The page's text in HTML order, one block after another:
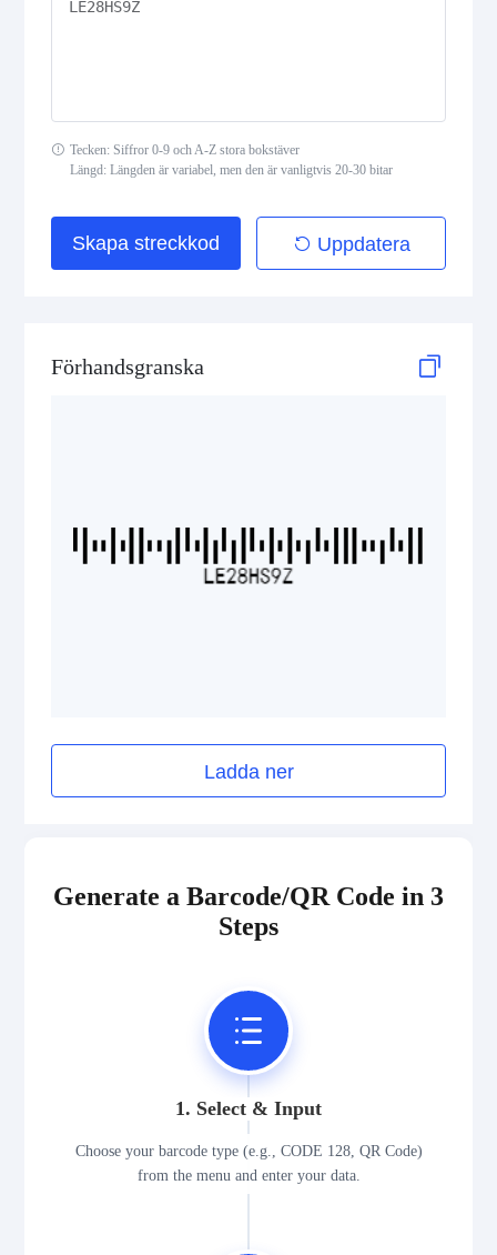
USPS PLANET
USPS POSTNET
Tecken: Siffror 0-9 och A-Z stora bokstäver
Längd: Längden är variabel, men den är vanligtvis 20-30 bitar
Skapa streckkod Uppdatera
Förhandsgranska
Ladda ner
Generate a Barcode/QR Code in 3
Steps
1. Select & Input
Choose your barcode type (e.g., CODE 128, QR Code)
from the menu and enter your data.